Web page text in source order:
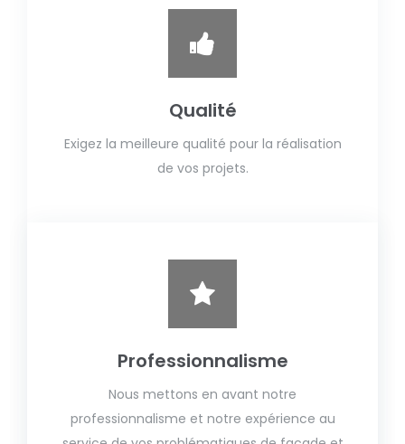
Qualité
Exigez la meilleure qualité pour la réalisation
de vos projets.
Professionnalisme
Nous mettons en avant notre
professionnalisme et notre expérience au